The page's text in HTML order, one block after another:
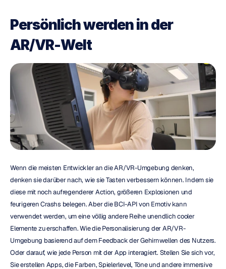
Persönlich werden in der
AR/VR-Welt
Wenn die meisten Entwickler an die AR/VR-Umgebung denken,
denken sie darüber nach, wie sie Tasten verbessern können. Indem sie
diese mit noch aufregenderer Action, größeren Explosionen und
feurigeren Crashs belegen. Aber die BCI-API von Emotiv kann
verwendet werden, um eine völlig andere Reihe unendlich cooler
Elemente zu erschaffen. Wie die Personalisierung der AR/VR-
Umgebung basierend auf dem Feedback der Gehirnwellen des Nutzers.
Oder darauf, wie jede Person mit der App interagiert. Stellen Sie sich vor,
Sie erstellen Apps, die Farben, Spielerlevel, Töne und andere immersive